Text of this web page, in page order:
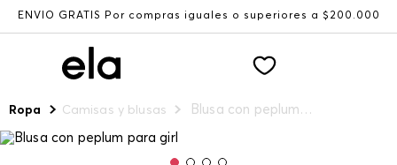
ENVÍO GRATIS Por compras iguales o superiores a $200.000
Ropa Camisas y blusas Blusa con peplum para girl